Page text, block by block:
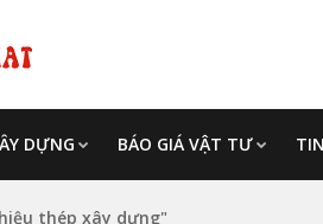
DỰNG BÁO GIÁ VẬT TƯ
thép xây dựng"